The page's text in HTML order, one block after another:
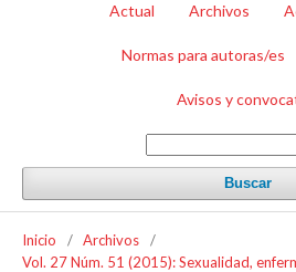
Actual Archivos
Normas para autoras/es
Avisos y
Buscar
Inicio / Archivos
/
Vol. 27 Núm. 51 (2015): Sexualidad,